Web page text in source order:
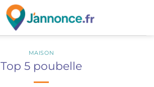
MAISON
Top 5 poubelle